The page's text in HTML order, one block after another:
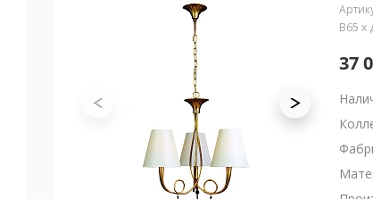
В65 x
37